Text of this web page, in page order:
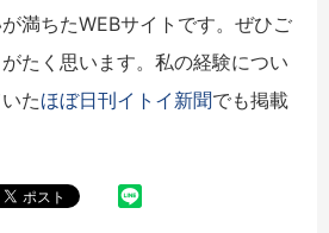
満ちたWEBサイトです。ぜひご
たく思います。私の経験につい
たほぼ日刊イトイ新聞でも掲載